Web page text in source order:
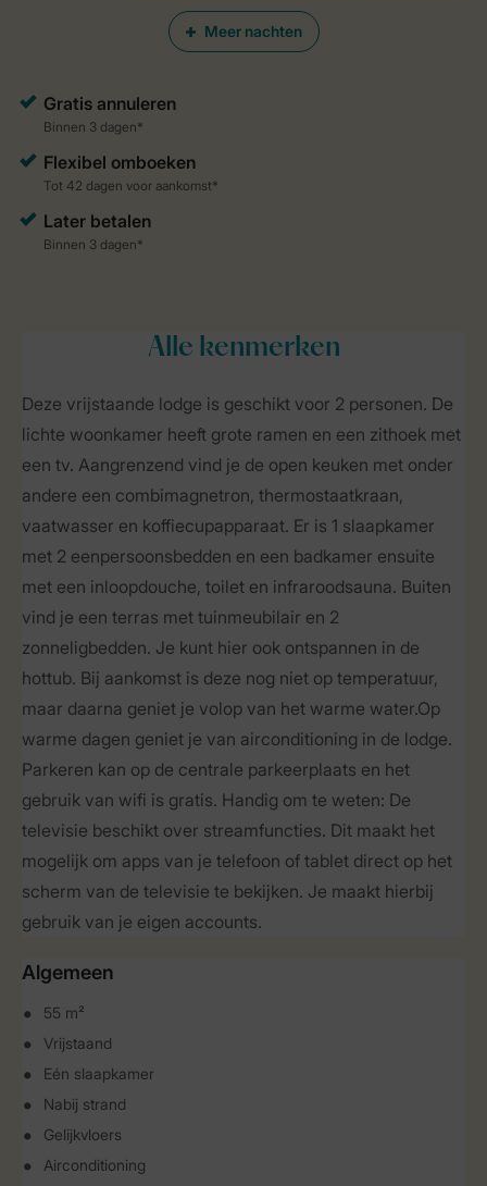
Meer nachten
Alle kenmerken
Deze vrijstaande lodge is geschikt voor 2 personen. De
lichte woonkamer heeft grote ramen en een zithoek met
een tv. Aangrenzend vind je de open keuken met onder
andere een combimagnetron, thermostaatkraan,
vaatwasser en koffiecupapparaat. Er is 1 slaapkamer
met 2 eenpersoonsbedden en een badkamer ensuite
met een inloopdouche, toilet en infraroodsauna. Buiten
vind je een terras met tuinmeubilair en 2
zonneligbedden. Je kunt hier ook ontspannen in de
hottub. Bij aankomst is deze nog niet op temperatuur,
maar daarna geniet je volop van het warme water.Op
warme dagen geniet je van airconditioning in de lodge.
Parkeren kan op de centrale parkeerplaats en het
gebruik van wifi is gratis. Handig om te weten: De
televisie beschikt over streamfuncties. Dit maakt het
mogelijk om apps van je telefoon of tablet direct op het
scherm van de televisie te bekijken. Je maakt hierbij
gebruik van je eigen accounts.
Algemeen
55 m²
Vrijstaand
Eén slaapkamer
Nabij strand
Gelijkvloers
Airconditioning